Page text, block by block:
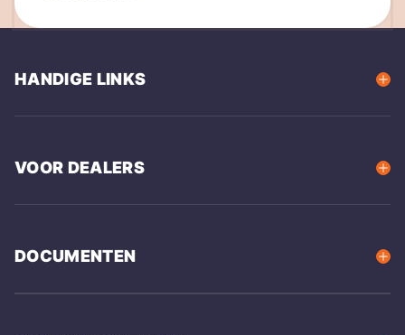
HANDIGE LINKS
VOOR DEALERS
DOCUMENTEN